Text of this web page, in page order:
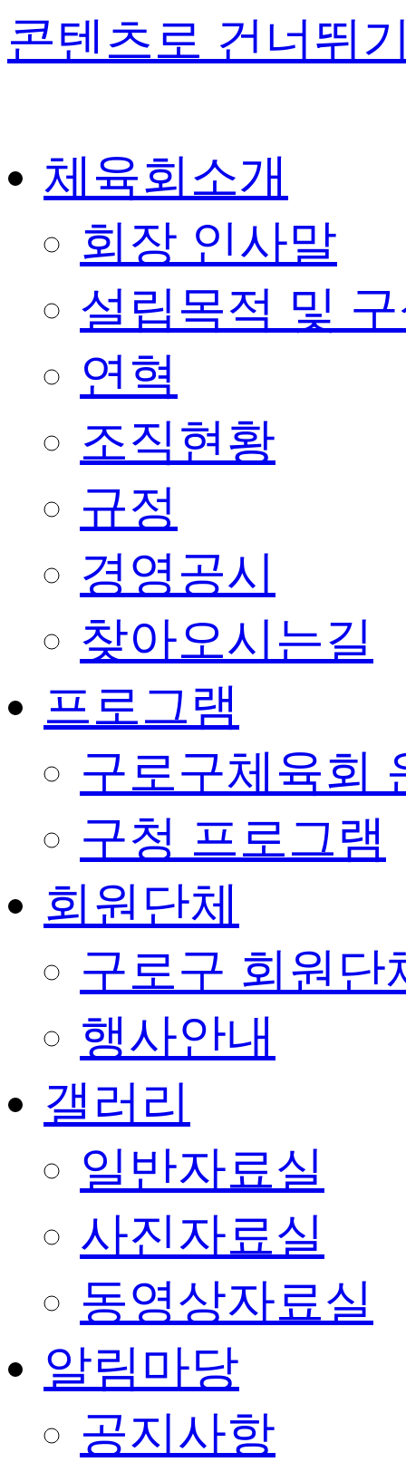
콘텐츠로 건너뛰
체육회소개
회장 인사말
설립목적 및
연혁
조직현황
규정
경영공시
찾아오시는길
프로그램
구로구체육회
구청 프로그램
회원단체
구로구 회원단
행사안내
갤러리
일반자료실
사진자료실
동영상자료실
알림마당
공지사항